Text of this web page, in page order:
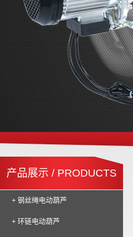
产品展示 / PRODUCTS
+ 钢丝绳电动葫芦
+ 环链电动葫芦